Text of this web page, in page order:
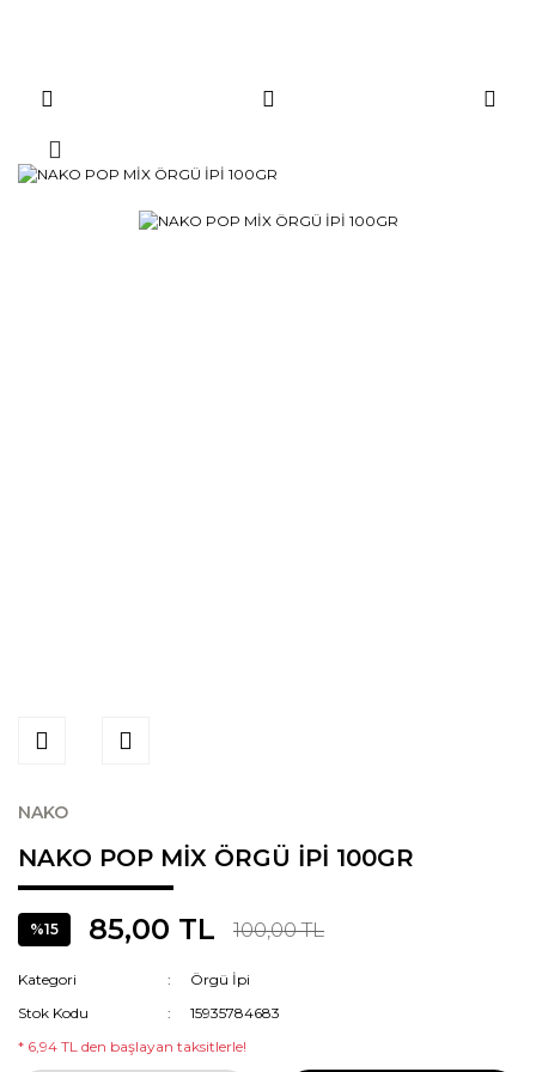
NAKO
NAKO POP MİX ÖRGÜ İPİ 100GR
%15 85,00 TL 100,00 TL
Kategori
Örgü İpi
Stok Kodu
15935784683
* 6,94 TL den başlayan taksitlerle!